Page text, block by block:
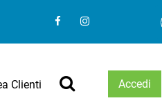
Clienti Accedi